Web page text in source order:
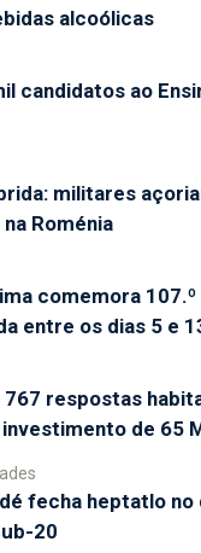
alcoólicas
candidatos ao
militares
Roménia
comemora
entre os dias 5 e
767 respostas
de 65
fecha heptatlo
20